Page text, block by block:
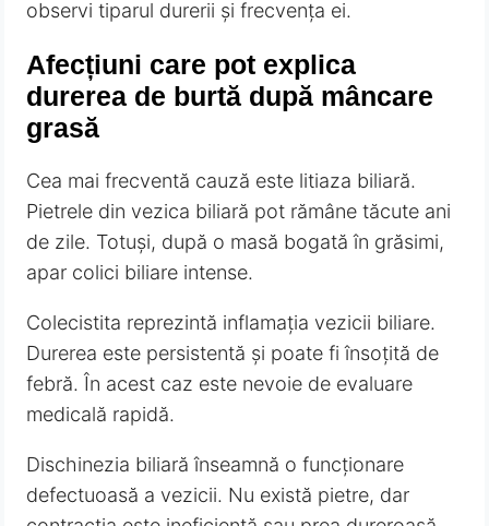
observi tiparul durerii și frecvența ei.
Afecțiuni care pot explica
durerea de burtă după mâncare
grasă
Cea mai frecventă cauză este litiaza biliară.
Pietrele din vezica biliară pot rămâne tăcute ani
de zile. Totuși, după o masă bogată în grăsimi,
apar colici biliare intense.
Colecistita reprezintă inflamația vezicii biliare.
Durerea este persistentă și poate fi însoțită de
febră. În acest caz este nevoie de evaluare
medicală rapidă.
Dischinezia biliară înseamnă o funcționare
defectuoasă a vezicii. Nu există pietre, dar